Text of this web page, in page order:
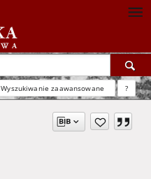
Wyszukiwanie zaawansowane ?